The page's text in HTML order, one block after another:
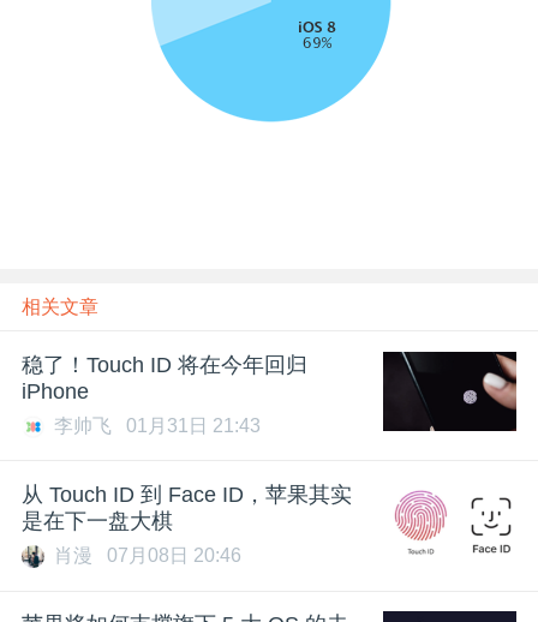
相关文章
稳了！Touch ID 将在今年回归
iPhone
李帅飞 01月31日 21:43
从 Touch ID 到 Face ID，苹果其实
是在下一盘大棋
肖漫 07月08日 20:46